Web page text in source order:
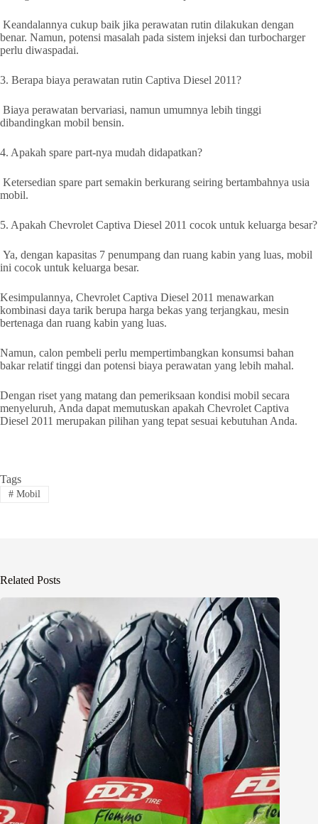
Keandalannya cukup baik jika perawatan rutin dilakukan dengan
benar. Namun, potensi masalah pada sistem injeksi dan turbocharger
perlu diwaspadai.
3. Berapa biaya perawatan rutin Captiva Diesel 2011?
Biaya perawatan bervariasi, namun umumnya lebih tinggi
dibandingkan mobil bensin.
4. Apakah spare part-nya mudah didapatkan?
Ketersedian spare part semakin berkurang seiring bertambahnya usia
mobil.
5. Apakah Chevrolet Captiva Diesel 2011 cocok untuk keluarga besar?
Ya, dengan kapasitas 7 penumpang dan ruang kabin yang luas, mobil
ini cocok untuk keluarga besar.
Kesimpulannya, Chevrolet Captiva Diesel 2011 menawarkan
kombinasi daya tarik berupa harga bekas yang terjangkau, mesin
bertenaga dan ruang kabin yang luas.
Namun, calon pembeli perlu mempertimbangkan konsumsi bahan
bakar relatif tinggi dan potensi biaya perawatan yang lebih mahal.
Dengan riset yang matang dan pemeriksaan kondisi mobil secara
menyeluruh, Anda dapat memutuskan apakah Chevrolet Captiva
Diesel 2011 merupakan pilihan yang tepat sesuai kebutuhan Anda.
Tags
#Mobil
Related Posts